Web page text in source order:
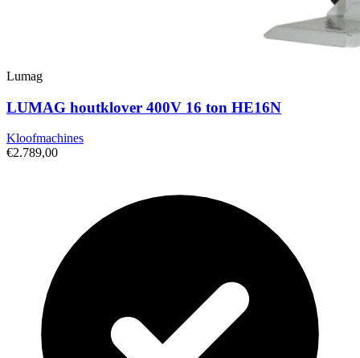
Lumag
LUMAG houtklover 400V 16 ton HE16N
Kloofmachines
€2.789,00